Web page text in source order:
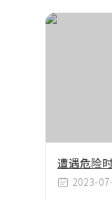
遭遇危险
2023-